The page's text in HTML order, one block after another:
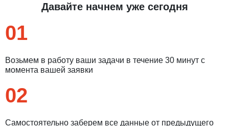
Давайте начнем уже сегодня
01
Возьмем в работу ваши задачи в течение 30 минут с
момента вашей заявки
02
Самостоятельно заберем все данные от предыдущего